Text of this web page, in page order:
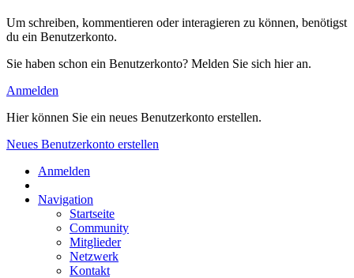
Um schreiben, kommentieren oder interagieren zu können, benötigst
du ein Benutzerkonto.
Sie haben schon ein Benutzerkonto? Melden Sie sich hier an.
Anmelden
Hier können Sie ein neues Benutzerkonto erstellen.
Neues Benutzerkonto erstellen
Anmelden
Navigation
Startseite
Community
Mitglieder
Netzwerk
Kontakt